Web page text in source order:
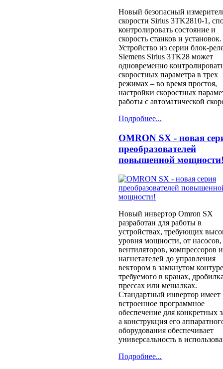
Новый безопасный
скорости Sirius 3TK2810-1,
контролировать состояние и
скорость станков и установок.
Устройство из серии блок-
Siemens Sirius 3TK28 может
одновременно
скоростных параметра в трех
режимах – во время простоя,
настройки скоростных
работы с автоматической
Подробнее...
OMRON SX - новая
преобразователей
повышенной
Новый инвертор Omron SX
разработан для работы в
устройствах, требующих
уровня мощности, от насосов,
вентиляторов, компрессоров
нагнетателей до управления
вектором в замкнутом
требуемого в кранах,
прессах или мешалках.
Стандартный инвертор имеет
встроенное программное
обеспечение для конкретных
а конструкция его
оборудования обеспечивает
универсальность в
Подробнее...